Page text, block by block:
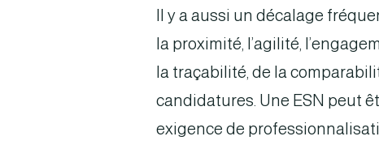
Il y a aussi un décalage
la proximité, l’agilité,
la traçabilité, de la
candidatures. Une ESN peut
exigence de